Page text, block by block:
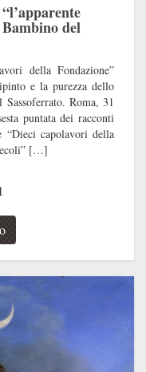
del
della Fondazione”
e la purezza dello
Roma, 31
puntata dei racconti
capolavori della
[…]